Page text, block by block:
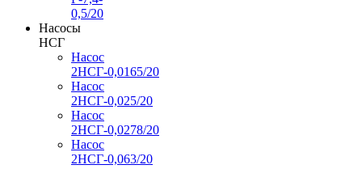
0,5/20
Насосы
НСГ
Насос
2НСГ-0,0165/20
Насос
2НСГ-0,025/20
Насос
2НСГ-0,0278/20
Насос
2НСГ-0,063/20